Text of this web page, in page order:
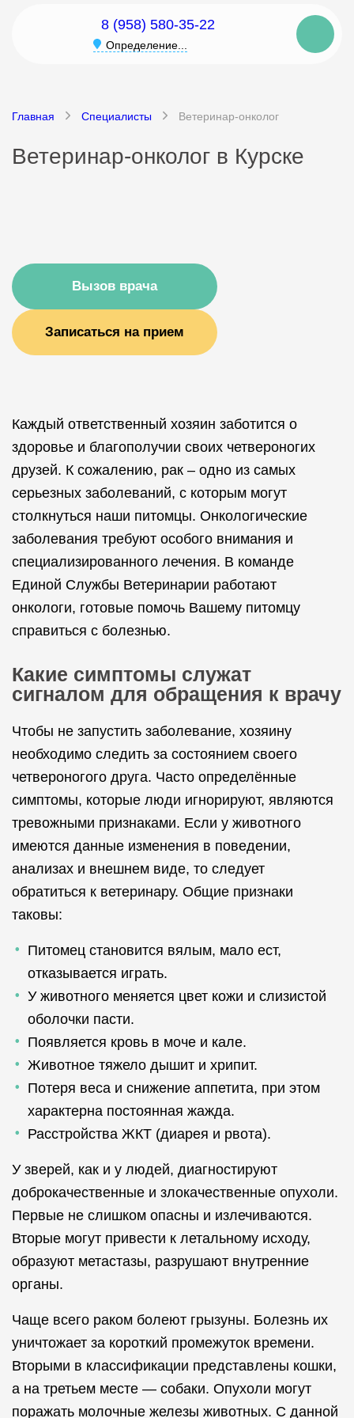
8 (958) 580-35-22
Определение...
Главная Специалисты Ветеринар-онколог
Ветеринар-онколог в Курске
Вызов врача
Записаться на прием
Каждый ответственный хозяин заботится о
здоровье и благополучии своих четвероногих
друзей. К сожалению, рак – одно из самых
серьезных заболеваний, с которым могут
столкнуться наши питомцы. Онкологические
заболевания требуют особого внимания и
специализированного лечения. В команде
Единой Службы Ветеринарии работают
онкологи, готовые помочь Вашему питомцу
справиться с болезнью.
Какие симптомы служат
сигналом для обращения к врачу
Чтобы не запустить заболевание, хозяину
необходимо следить за состоянием своего
четвероногого друга. Часто определённые
симптомы, которые люди игнорируют, являются
тревожными признаками. Если у животного
имеются данные изменения в поведении,
анализах и внешнем виде, то следует
обратиться к ветеринару. Общие признаки
таковы:
Питомец становится вялым, мало ест,
отказывается играть.
У животного меняется цвет кожи и слизистой
оболочки пасти.
Появляется кровь в моче и кале.
Животное тяжело дышит и хрипит.
Потеря веса и снижение аппетита, при этом
характерна постоянная жажда.
Расстройства ЖКТ (диарея и рвота).
У зверей, как и у людей, диагностируют
доброкачественные и злокачественные опухоли.
Первые не слишком опасны и излечиваются.
Вторые могут привести к летальному исходу,
образуют метастазы, разрушают внутренние
органы.
Чаще всего раком болеют грызуны. Болезнь их
уничтожает за короткий промежуток времени.
Вторыми в классификации представлены кошки,
а на третьем месте — собаки. Опухоли могут
поражать молочные железы животных. С данной